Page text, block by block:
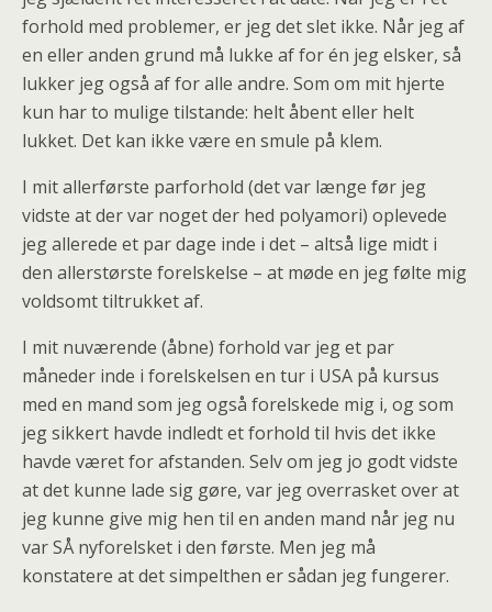
forhold med problemer, er jeg det slet ikke. Når jeg af
en eller anden grund må lukke af for én jeg elsker, så
lukker jeg også af for alle andre. Som om mit hjerte
kun har to mulige tilstande: helt åbent eller helt
lukket. Det kan ikke være en smule på klem.
I mit allerførste parforhold (det var længe før jeg
vidste at der var noget der hed polyamori) oplevede
jeg allerede et par dage inde i det – altså lige midt i
den allerstørste forelskelse – at møde en jeg følte mig
voldsomt tiltrukket af.
I mit nuværende (åbne) forhold var jeg et par
måneder inde i forelskelsen en tur i USA på kursus
med en mand som jeg også forelskede mig i, og som
jeg sikkert havde indledt et forhold til hvis det ikke
havde været for afstanden. Selv om jeg jo godt vidste
at det kunne lade sig gøre, var jeg overrasket over at
jeg kunne give mig hen til en anden mand når jeg nu
var SÅ nyforelsket i den første. Men jeg må
konstatere at det simpelthen er sådan jeg fungerer.